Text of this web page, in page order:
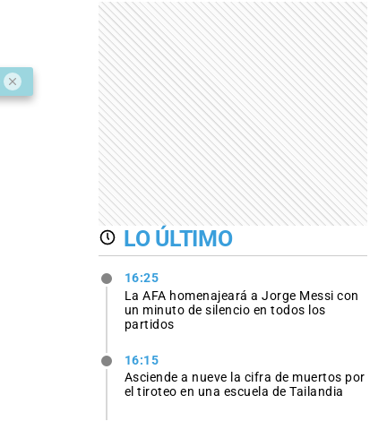
LO ÚLTIMO
16:25
La AFA homenajeará a Jorge Messi con
un minuto de silencio en todos los
partidos
16:15
Asciende a nueve la cifra de muertos por
el tiroteo en una escuela de Tailandia